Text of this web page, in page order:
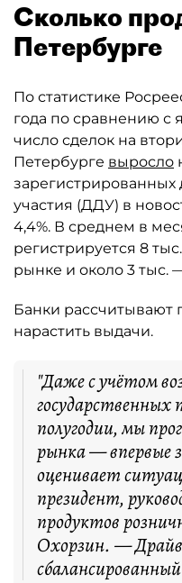
Сколько
Петербурге
По статистике
года по сравнению с
число сделок на
Петербурге выросло
зарегистрированных
участия (ДДУ) в
4,4%. В среднем в
регистрируется 8
рынке и около 3 тыс.
Банки рассчитывают
нарастить выдачи.
"Даже с учётом
государственных
полугодии, мы
рынка — впервые
оценивает
президент,
продуктов
Охорзин. —